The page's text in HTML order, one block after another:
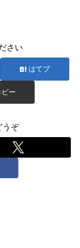
さい
はてブ
ピー
うぞ